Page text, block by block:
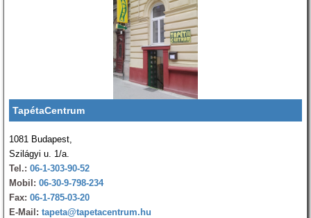
TapétaCentrum
1081 Budapest,
Szilágyi u. 1/a.
Tel.: 06-1-303-90-52
Mobil: 06-30-9-798-234
Fax: 06-1-785-03-20
E-Mail: tapeta@tapetacentrum.hu